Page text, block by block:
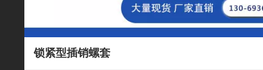
锁紧型插销螺套